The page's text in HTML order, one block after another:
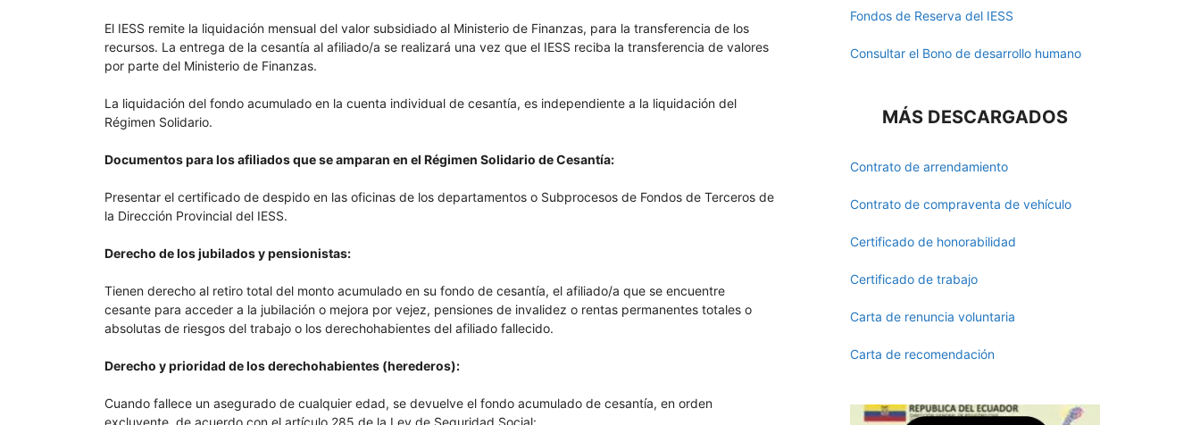
El IESS remite la liquidación mensual del valor subsidiado al Ministerio de Finanzas, para la transferencia de los
recursos. La entrega de la cesantía al afiliado/a se realizará una vez que el IESS reciba la transferencia de valores
por parte del Ministerio de Finanzas.
La liquidación del fondo acumulado en la cuenta individual de cesantía, es independiente a la liquidación del
Régimen Solidario.
Documentos para los afiliados que se amparan en el Régimen Solidario de Cesantía:
Presentar el certificado de despido en las oficinas de los departamentos o Subprocesos de Fondos de Terceros de
la Dirección Provincial del IESS.
Derecho de los jubilados y pensionistas:
Tienen derecho al retiro total del monto acumulado en su fondo de cesantía, el afiliado/a que se encuentre
cesante para acceder a la jubilación o mejora por vejez, pensiones de invalidez o rentas permanentes totales o
absolutas de riesgos del trabajo o los derechohabientes del afiliado fallecido.
Derecho y prioridad de los derechohabientes (herederos):
Cuando fallece un asegurado de cualquier edad, se devuelve el fondo acumulado de cesantía, en orden
excluyente, de acuerdo con el artículo 285 de la Ley de Seguridad Social:
Fondos de Reserva del IESS
Consultar el Bono de desarrollo humano
MÁS DESCARGADOS
Contrato de arrendamiento
Contrato de compraventa de vehículo
Certificado de honorabilidad
Certificado de trabajo
Carta de renuncia voluntaria
Carta de recomendación